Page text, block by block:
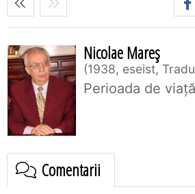
Nicolae Mareș
1938, eseist,
Perioada de
Comentarii